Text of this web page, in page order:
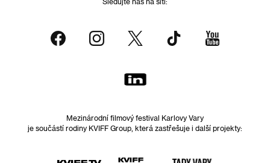
Mezinárodní filmový festival Karlovy Vary
je součástí rodiny KVIFF Group, která zastřešuje i další projekty: